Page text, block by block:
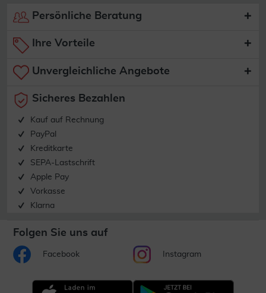
Persönliche Beratung
Ihre Vorteile
Unvergleichliche Angebote
Sicheres Bezahlen
Kauf auf Rechnung
PayPal
Kreditkarte
SEPA-Lastschrift
Apple Pay
Vorkasse
Klarna
Folgen Sie uns auf
Facebook Instagram